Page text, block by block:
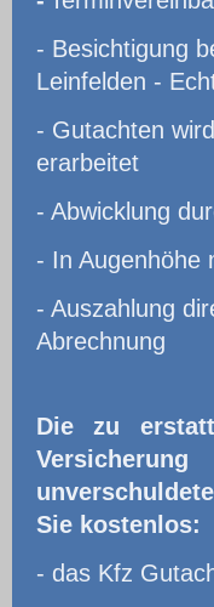
- Besichtigung
Leinfelden -
- Gutachten
erarbeitet
- Abwicklung
- In Augenhöhe
- Auszahlung
Abrechnung
Die zu
Sie kostenlos:
- das Kfz